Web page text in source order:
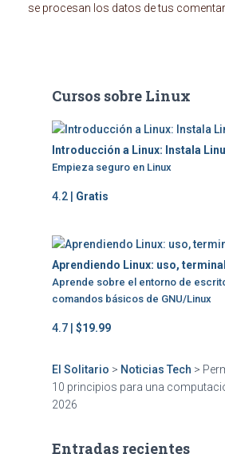
se procesan los datos de tus
Cursos sobre Linux
Introducción a Linux: Instala
Empieza seguro en Linux
4.2 | Gratis
Aprendiendo Linux: uso,
Aprende sobre el entorno de
comandos básicos de GNU/Linux
4.7 | $19.99
El Solitario > Noticias Tech >
10 principios para una
2026
Entradas recientes